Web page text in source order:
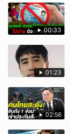
00:33
01:23
02:56